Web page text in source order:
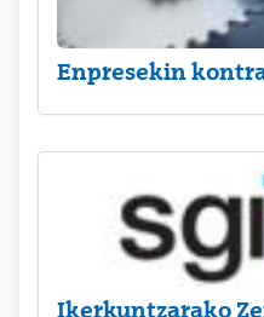
Enpresekin
Ikerkuntzarako